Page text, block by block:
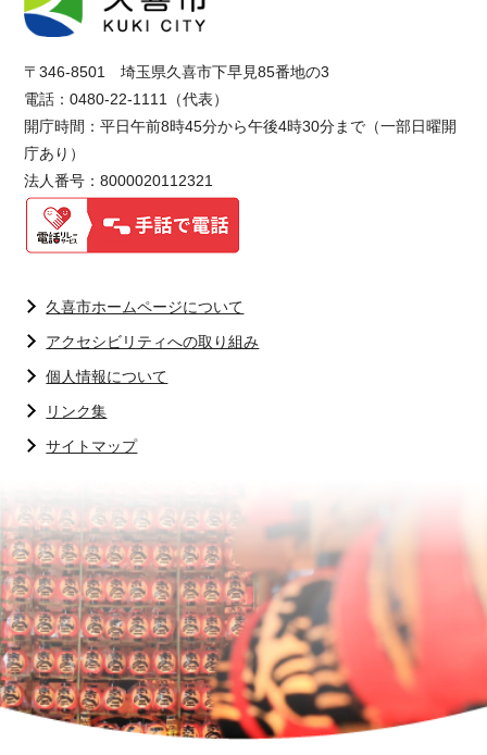
〒346-8501 埼玉県久喜市下早見85番地の3
電話：0480-22-1111（代表）
開庁時間：平日午前8時45分から午後4時30分まで（一部日曜開
庁あり）
法人番号：8000020112321
久喜市ホームページについて
アクセシビリティへの取り組み
個人情報について
リンク集
サイトマップ